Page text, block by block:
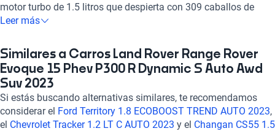
motor turbo de 1.5 litros que despierta con 309 caballos de
fuerza. Sumérgete en el lujo con asientos de cuero, sistema de
táctil, GPS y Apple CarPlay. Con 7 airbags, frenos ABS y
asistencia de frenado, tu seguridad es primordial. Experimenta
el confort y la potencia en un solo vehículo, donde cada detalle
ha sido cuidadosamente diseñado para superar tus
expectativas. ¡Haz tuyo este Land Rover y eleva tu experiencia
de manejo a un nivel superior!
Leer más
Similares a Carros Land Rover Range Rover
Evoque 15 Phev P300 R Dynamic S Auto Awd
Suv 2023
Si estás buscando alternativas similares, te recomendamos
considerar el Ford Territory 1.8 ECOBOOST TREND AUTO 2023,
el Chevrolet Tracker 1.2 LT C AUTO 2023 y el Changan CS55 1.5